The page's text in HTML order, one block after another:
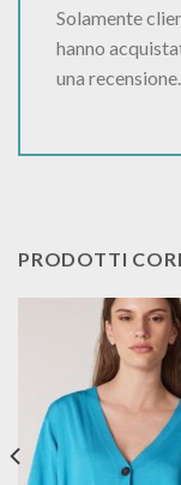
Solamente
hanno
una recensione.
PRODOTTI